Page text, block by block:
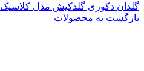
گلدان دکوری گلدکیش مدل کلاسیک
بازگشت به محصولات